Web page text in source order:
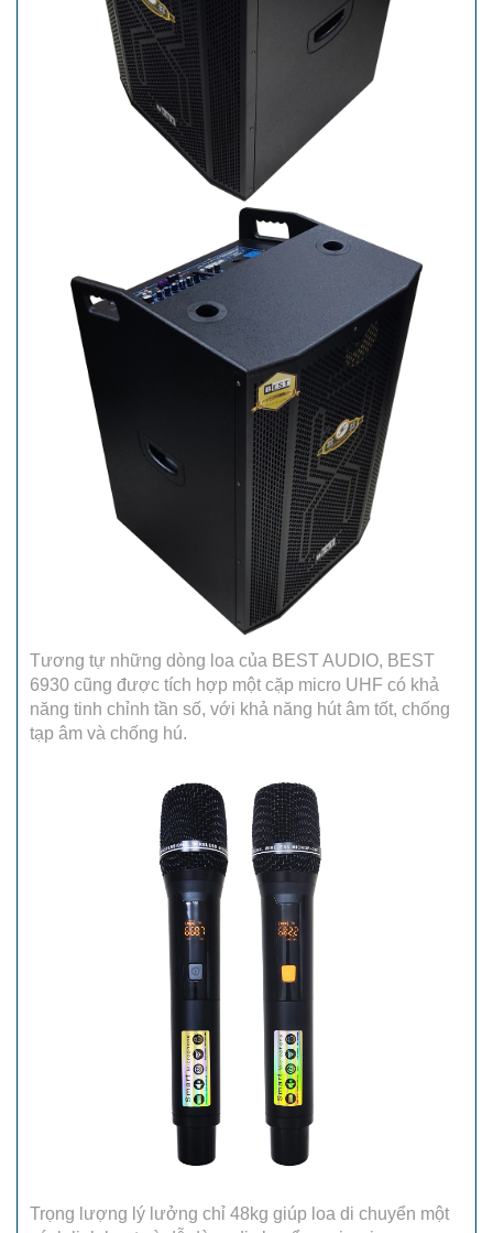
Tương tự những dòng loa của BEST AUDIO, BEST
6930 cũng được tích hợp một cặp micro UHF có khả
năng tinh chỉnh tần số, với khả năng hút âm tốt, chống
tạp âm và chống hú.
Trọng lượng lý lưởng chỉ 48kg giúp loa di chuyển một